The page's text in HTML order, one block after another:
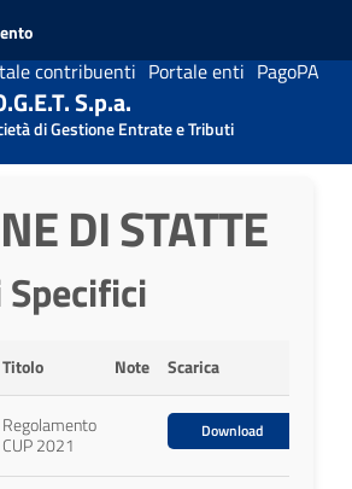
contribuenti Portale enti PagoPA
navigazione
S.p.a.
di Gestione Entrate e Tributi
DI STATTE
Titolo Note Scarica
Regolamento
CUP 2021
Download